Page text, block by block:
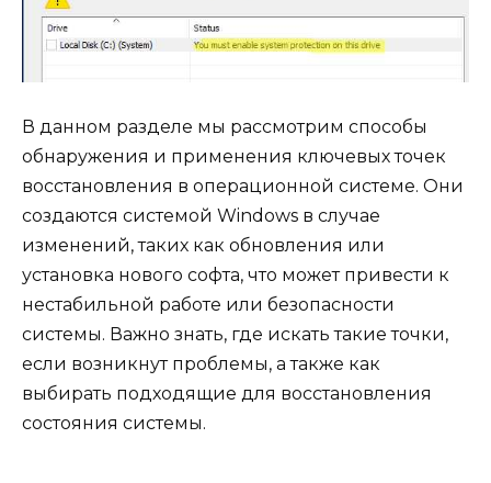
В данном разделе мы рассмотрим способы
обнаружения и применения ключевых точек
восстановления в операционной системе. Они
создаются системой Windows в случае
изменений, таких как обновления или
установка нового софта, что может привести к
нестабильной работе или безопасности
системы. Важно знать, где искать такие точки,
если возникнут проблемы, а также как
выбирать подходящие для восстановления
состояния системы.